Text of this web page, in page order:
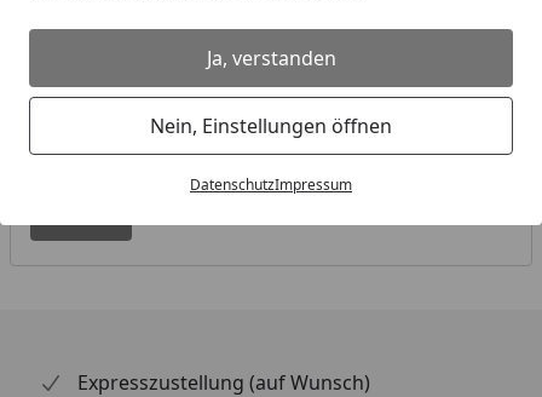
Ja, verstanden
Nein, Einstellungen öffnen
DatenschutzImpressum
Bestellnummer vergessen?
Expresszustellung (auf Wunsch)